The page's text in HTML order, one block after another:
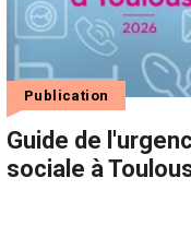
Guide de
sociale à
Publication